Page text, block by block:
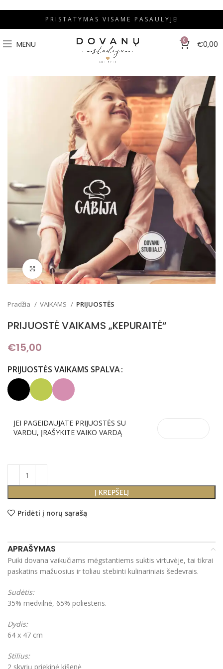
P R I S T A T Y M A S V I S A M E P A S A U L Y J E!
MENU 0 €0,00
Padidinti
Pradžia VAIKAMS PRIJUOSTĖS
PRIJUOSTĖ VAIKAMS „KEPURAITĖ“
€15,00
PRIJUOSTĖS VAIKAMS SPALVA
JEI PAGEIDAUJATE PRIJUOSTĖS SU
VARDU, ĮRAŠYKITE VAIKO VARDĄ
Į KREPŠELĮ
Pridėti į norų sąrašą
APRAŠYMAS
Puiki dovana vaikučiams mėgstantiems suktis virtuvėje, tai tikrai
paskatins mažuosius ir toliau stebinti kulinariniais šedevrais.
Sudėtis:
35% medvilnė, 65% poliesteris.
Dydis:
64 x 47 cm
Stilius:
2 skyrių priekinė kišenė